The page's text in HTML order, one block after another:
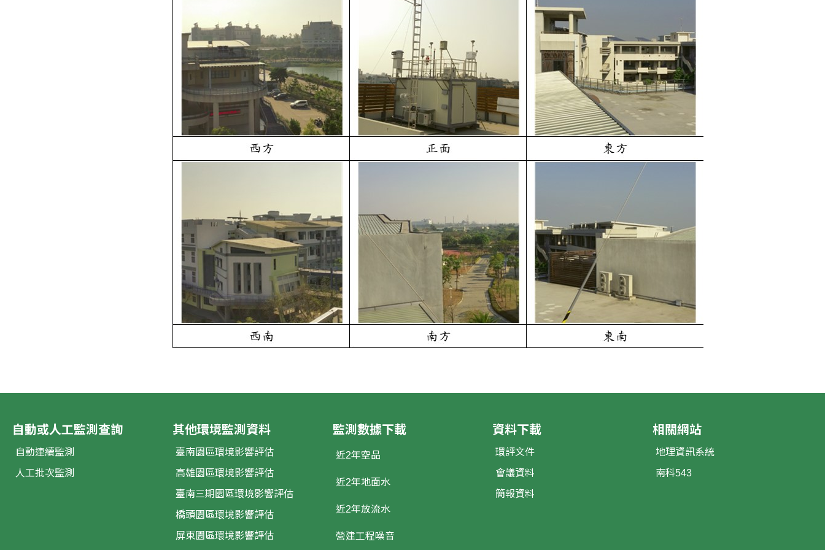
自動或人工監測查詢
自動連續監測
人工批次監測
其他環境監測資料
臺南園區環境影響評估
高雄園區環境影響評估
臺南三期園區環境影響評估
橋頭園區環境影響評估
屏東園區環境影響評估
監測數據下載
近2年空品
近2年地面水
近2年放流水
營建工程噪音
資料下載
環評文件
會議資料
簡報資料
相關網站
地理資訊系統
南科543